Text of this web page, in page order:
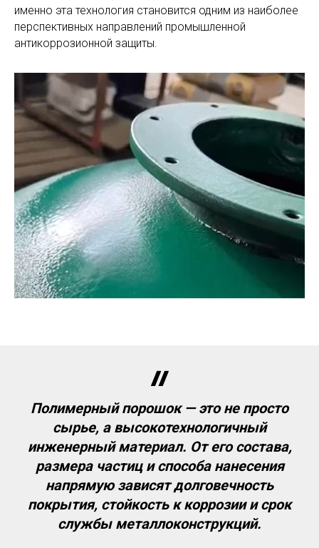
именно эта технология становится одним из наиболее
перспективных направлений промышленной
антикоррозионной защиты.
Полимерный порошок — это не просто
сырье, а высокотехнологичный
инженерный материал. От его состава,
размера частиц и способа нанесения
напрямую зависят долговечность
покрытия, стойкость к коррозии и срок
службы металлоконструкций.